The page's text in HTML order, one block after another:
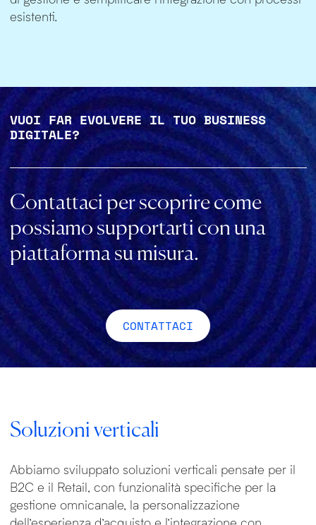
esistenti.
VUOI FAR EVOLVERE IL TUO BUSINESS
DIGITALE?
Contattaci per scoprire come
possiamo supportarti con una
piattaforma su misura.
CONTATTACI
Soluzioni verticali
Abbiamo sviluppato soluzioni verticali pensate per il
B2C e il Retail, con funzionalità specifiche per la
gestione omnicanale, la personalizzazione